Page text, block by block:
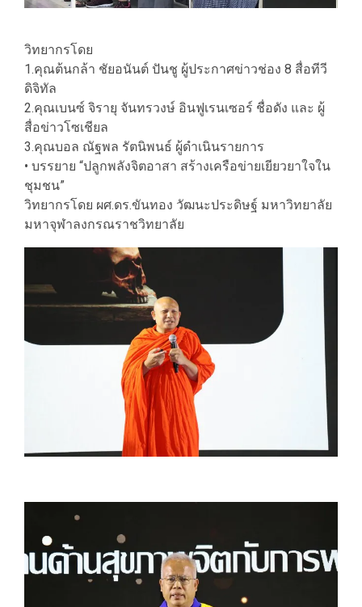
วิทยากรโดย
1.คุณต้นกล้า ชัยอนันต์ ปันชู ผู้ประกาศข่าวช่อง 8 สื่อทีวี
ดิจิทัล
2.คุณเบนซ์ จิรายุ จันทรวงษ์ อินฟูเรนเซอร์ ชื่อดัง และ ผู้
สื่อข่าวโซเชียล
3.คุณบอล ณัฐพล รัตนิพนธ์ ผู้ดำเนินรายการ
• บรรยาย “ปลูกพลังจิตอาสา สร้างเครือข่ายเยียวยาใจใน
ชุมชน”
วิทยากรโดย ผศ.ดร.ขันทอง วัฒนะประดิษฐ์ มหาวิทยาลัย
มหาจุฬาลงกรณราชวิทยาลัย